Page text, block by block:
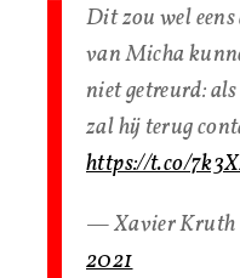
Dit zou wel
van Micha
niet getreurd:
zal hij terug
https://t.co/
— Xavier
2021